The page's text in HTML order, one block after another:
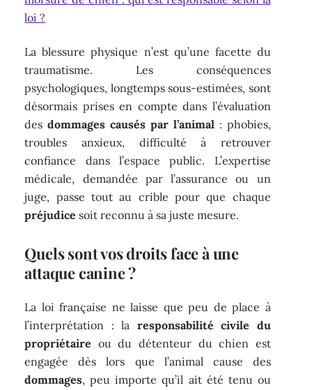
loi ?
La blessure physique n’est qu’une facette du
traumatisme. Les conséquences
psychologiques, longtemps sous-estimées, sont
désormais prises en compte dans l’évaluation
desdommages causés par l’animal: phobies,
troubles anxieux, difficulté à retrouver
confiance dans l’espace public. L’expertise
médicale, demandée par l’assurance ou un
juge, passe tout au crible pour que chaque
préjudice soit reconnu à sa juste mesure.
Quels sont vos droits face à une
attaque canine ?
La loi française ne laisse que peu de place à
l’interprétation : la responsabilité civile du
propriétaire ou du détenteur du chien est
engagée dès lors que l’animal cause des
dommages, peu importe qu’il ait été tenu ou